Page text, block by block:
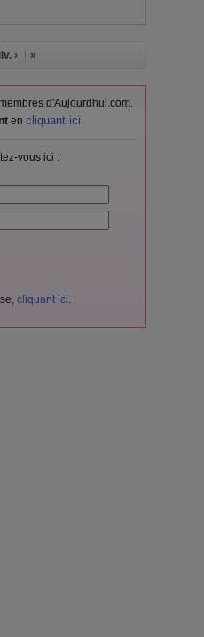
› »
d'Aujourdhui.com.
en cliquant ici.
vous ici :
cliquant ici.